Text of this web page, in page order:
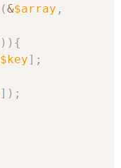
(&$array ,
) ) {
$key] ;
] ) ;